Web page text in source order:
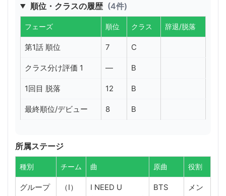
順位・クラスの履歴 (4件)
フェーズ 順位 クラス 辞退/脱落
第1話 順位 7 C
クラス分け評価 1 — B
1回目 脱落 12 B
最終順位/デビュー 8 B
所属ステージ
種別 チーム 曲 原曲 役割
グループ
（I）
I NEED U
BTS
メン